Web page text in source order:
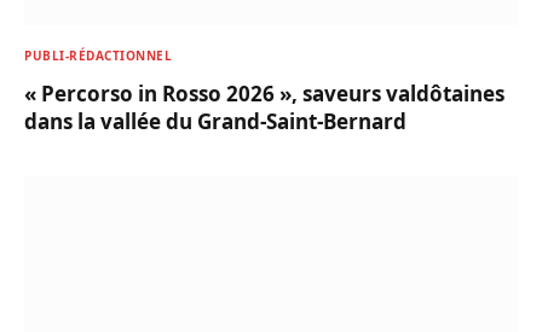
PUBLI-RÉDACTIONNEL
« Percorso in Rosso 2026 », saveurs valdôtaines
dans la vallée du Grand-Saint-Bernard